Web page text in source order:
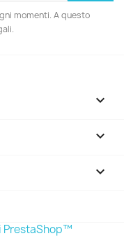
momenti. A questo



PrestaShop™